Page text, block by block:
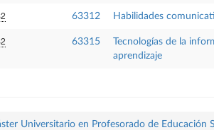
63312 Habilidades
63315
Tecnologías de la
aprendizaje
Universitario en Profesorado de Educación